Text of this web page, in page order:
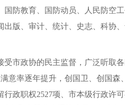
防教育、国防动员、人民防空
出版、审计、统计、史志、科协
市政协的民主监督，广泛听取
意率逐年提升，创国卫、创国森
政职权2527项、市本级行政许